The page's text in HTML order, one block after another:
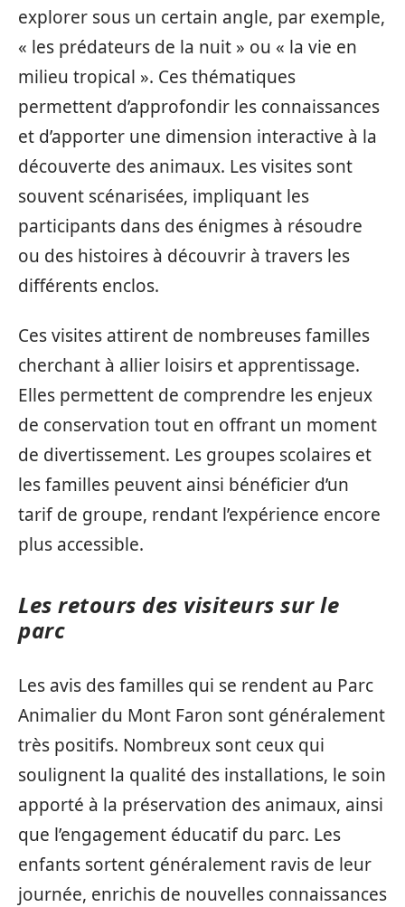
explorer sous un certain angle, par exemple,
« les prédateurs de la nuit » ou « la vie en
milieu tropical ». Ces thématiques
permettent d’approfondir les connaissances
et d’apporter une dimension interactive à la
découverte des animaux. Les visites sont
souvent scénarisées, impliquant les
participants dans des énigmes à résoudre
ou des histoires à découvrir à travers les
différents enclos.
Ces visites attirent de nombreuses familles
cherchant à allier loisirs et apprentissage.
Elles permettent de comprendre les enjeux
de conservation tout en offrant un moment
de divertissement. Les groupes scolaires et
les familles peuvent ainsi bénéficier d’un
tarif de groupe, rendant l’expérience encore
plus accessible.
Les retours des visiteurs sur le
parc
Les avis des familles qui se rendent au Parc
Animalier du Mont Faron sont généralement
très positifs. Nombreux sont ceux qui
soulignent la qualité des installations, le soin
apporté à la préservation des animaux, ainsi
que l’engagement éducatif du parc. Les
enfants sortent généralement ravis de leur
journée, enrichis de nouvelles connaissances